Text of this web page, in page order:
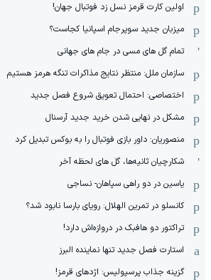
اولین کارت قرمز نسل زد فوتبال جهان!
میزبان جدید سوپرجام اسپانیا کجاست؟
تمام گل های مسی در جام های جهانی
سازمان ملل: منتظر نتایج مذاکرات تنگه هرمز هستیم
اختصاصی: احتمال تعویق شروع فصل جدید
مشکل در نهایی شدن خرید جدید آرسنال
منصوریان: داور بازی فوتبال را به بوکس تبدیل کرد
شکارچیان ثانیه‌ها، گل های لحظه آخر
یاسین در دو راهی سپاهان- نساجی
کانسلو در تمرین الهلال: رویای بارسا نابود شد؟
تراکتور دو هافبک در دروازه‌اش دارد!
استارت فصل جدید تنها نماینده البرز
گزینه جذاب پرسپولیس: اژدهای قرمز!